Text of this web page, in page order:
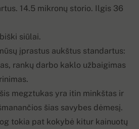
14.5 mikronų storio. Ilgis 36
siūlai.
įprastus aukštus standartus:
rankų darbo kaklo užbaigimas
megztukas yra itin minkštas ir
šias savybes dėmesį.
tokia pat kokybė kitur kainuotų